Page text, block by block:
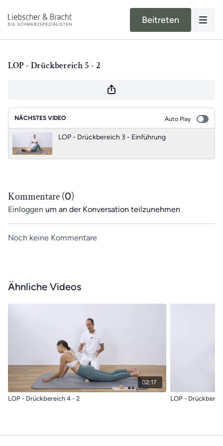
Beitreten
LOP - Drückbereich 5 - 2
NÄCHSTES VIDEO Auto Play
LOP - Drückbereich 3 - Einführung
Kommentare (0)
Einloggen um an der Konversation teilzunehmen
Noch keine Kommentare
Ähnliche Videos
02:17
LOP - Drückbereich 4 - 2 LOP -